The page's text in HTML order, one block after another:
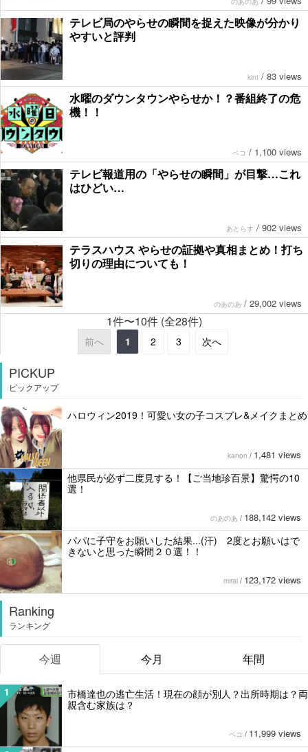
テレビ局のやらせの瞬間を捉えた映像が分かり
やすいと評判
kint / 83 views
水曜のダウンタウンやらせか！？番組終了の危
機！！
ペコ / 1,100 views
テレビ報道用の「やらせの瞬間」が目撃…これ
はひどい…
あとらす / 902 views
テラスハウス やらせの証拠や真相まとめ！打ち
切りの理由についても！
のあのあ / 29,002 views
1件〜10件 (全28件)
前へ 1 2 3 次へ
PICKUP
ピックアップ
ハロウィン2019！可愛い女の子コスプレ&メイクまとめ
kanon / 1,481 views
他県民が必ず二度見する！【ご当地珍百景】驚愕の10
選！
のあのあ / 188,142 views
パパに子守をお願いした結果...(汗) 2度とお願いはで
きないと思った瞬間２０選！！
mirai / 123,172 views
Ranking
ランキング
今週 今月 年間
1
市橋達也の逃亡生活！現在の顔が別人？出所時期は？両
親含む家族は？
ペコ / 11,999 views